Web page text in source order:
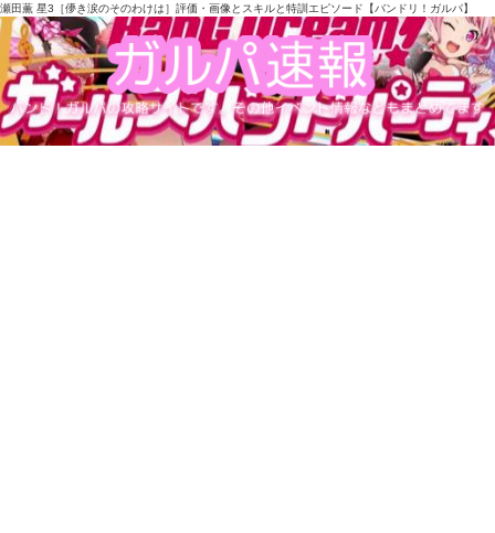
瀬田薫 星3［儚き涙のそのわけは］評価・画像とスキルと特訓エピソード【バンドリ！ガルパ】